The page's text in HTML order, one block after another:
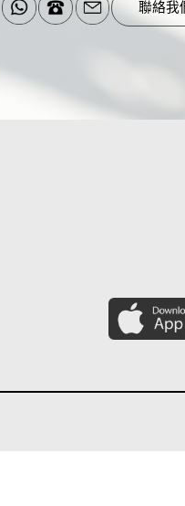
聯絡我